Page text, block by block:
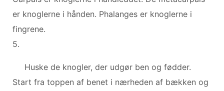
er knoglerne i hånden. Phalanges er knoglerne i
fingrene.
5.
Huske de knogler, der udgør ben og fødder.
Start fra toppen af benet i nærheden af ​​bækken og